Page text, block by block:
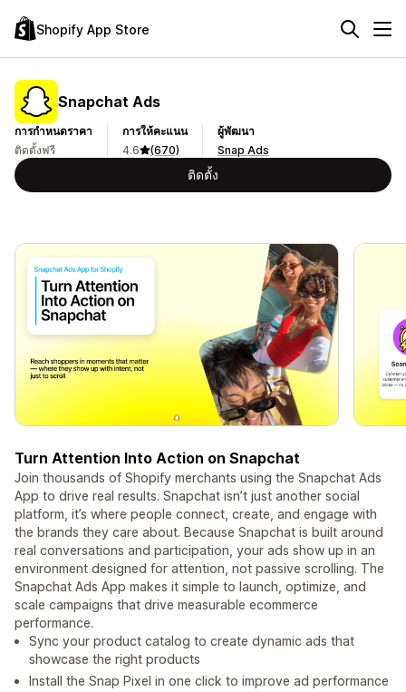
Shopify App Store
Snapchat Ads
การกำหนดราคา
ติดตั้งฟรี
การให้คะแนน
4.6
(670)
ผู้พัฒนา
Snap Ads
ติดตั้ง
Turn Attention Into Action on Snapchat
Join thousands of Shopify merchants using the Snapchat Ads
App to drive real results. Snapchat isn’t just another social
platform, it’s where people connect, create, and engage with
the brands they care about. Because Snapchat is built around
real conversations and participation, your ads show up in an
environment designed for attention, not passive scrolling. The
Snapchat Ads App makes it simple to launch, optimize, and
scale campaigns that drive measurable ecommerce
performance.
Sync your product catalog to create dynamic ads that
showcase the right products
Install the Snap Pixel in one click to improve ad performance